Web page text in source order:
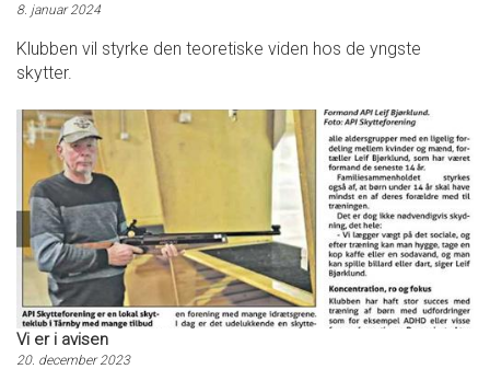
8. januar 2024
Klubben vil styrke den teoretiske viden hos de yngste
skytter.
Vi er i avisen
20. december 2023